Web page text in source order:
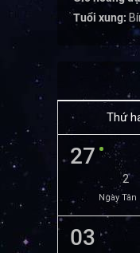
Tuổi xung:
Thứ
27
2
Ngày Tân
03